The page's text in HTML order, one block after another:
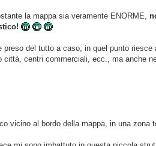
la mappa sia veramente ENORME,
del tutto a caso, in quel punto
centri commerciali, ecc., ma anche
vicino al bordo della mappa, in una zona